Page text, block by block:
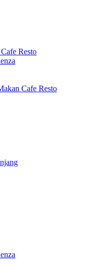
Resto
Cafe Resto